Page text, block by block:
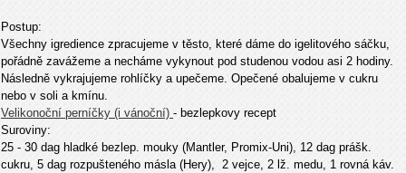
Postup:
Všechny igredience zpracujeme v těsto, které dáme do igelitového sáčku,
pořádně zavážeme a necháme vykynout pod studenou vodou asi 2 hodiny.
Následně vykrajujeme rohlíčky a upečeme. Opečené obalujeme v cukru
nebo v soli a kmínu.
Velikonoční perníčky (i vánoční) - bezlepkovy recept
Suroviny:
25 - 30 dag hladké bezlep. mouky (Mantler, Promix-Uni), 12 dag prášk.
cukru, 5 dag rozpušteného másla (Hery), 2 vejce, 2 lž. medu, 1 rovná káv.